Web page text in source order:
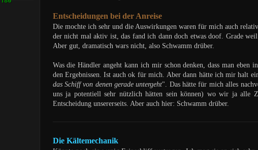
Entscheidungen bei der Anreise
Die mochte ich sehr und die Auswirkungen waren für mich auch
der nicht mal aktiv ist, das fand ich dann doch etwas doof. Grade
Aber gut, dramatisch wars nicht, also Schwamm drüber.
Was die Händler angeht kann ich mir schon denken, dass man eben
den Ergebnissen. Ist auch ok für mich. Aber dann hätte ich mir halt
das Schiff von denen gerade untergeht". Das hätte für mich alles
uns ja potentiell sehr nützlich hätten sein können) wo wir ja alle
Entscheidung unsererseits. Aber auch hier: Schwamm drüber.
Die Kältemechanik